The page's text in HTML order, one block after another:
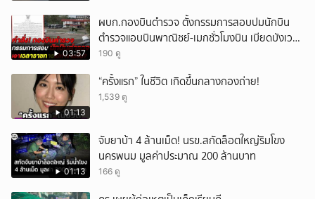
03:57
ผบก.กองบินตำรวจ ตั้งกรรมการสอบปมนักบิน
ตำรวจแอบบินพาณิชย์-เมกชั่วโมงบิน เบียดบังเวลา
ทำหน้าที่
190 ดู
01:13
“ครั้งแรก” ในชีวิต เกิดขึ้นกลางกองถ่าย!
1,539 ดู
01:13
จับยาบ้า 4 ล้านเม็ด! นรข.สกัดล็อตใหญ่ริมโขง
นครพนม มูลค่าประมาณ 200 ล้านบาท
166 ดู